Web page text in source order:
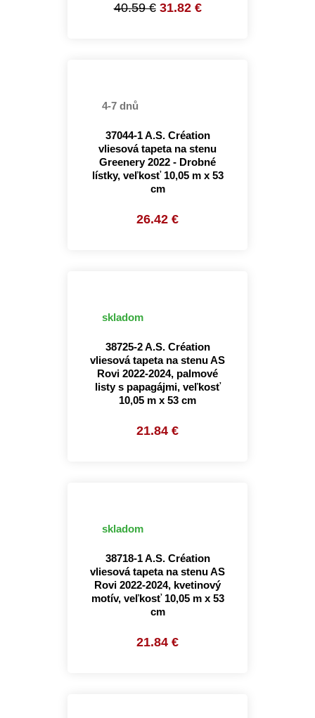
40.59 € 31.82 €
4-7 dnů
37044-1 A.S. Création
vliesová tapeta na stenu
Greenery 2022 - Drobné
lístky, veľkosť 10,05 m x 53
cm
26.42 €
skladom
38725-2 A.S. Création
vliesová tapeta na stenu AS
Rovi 2022-2024, palmové
listy s papagájmi, veľkosť
10,05 m x 53 cm
21.84 €
skladom
38718-1 A.S. Création
vliesová tapeta na stenu AS
Rovi 2022-2024, kvetinový
motív, veľkosť 10,05 m x 53
cm
21.84 €